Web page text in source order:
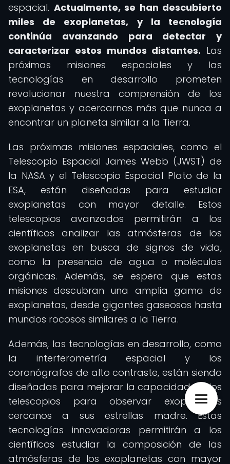
espacial. Actualmente, se han descubierto
miles de exoplanetas, y la tecnología
continúa avanzando para detectar y
caracterizar estos mundos distantes. Las
próximas misiones espaciales y las
tecnologías en desarrollo prometen
revolucionar nuestra comprensión de los
exoplanetas y acercarnos más que nunca a
encontrar un planeta similar a la Tierra.
Las próximas misiones espaciales, como el
Telescopio Espacial James Webb (JWST) de
la NASA y el Telescopio Espacial Plato de la
ESA, están diseñadas para estudiar
exoplanetas con mayor detalle. Estos
telescopios avanzados permitirán a los
científicos analizar las atmósferas de los
exoplanetas en busca de signos de vida,
como la presencia de agua o moléculas
orgánicas. Además, se espera que estas
misiones descubran una amplia gama de
exoplanetas, desde gigantes gaseosos hasta
mundos rocosos similares a la Tierra.
Además, las tecnologías en desarrollo, como
la interferometría espacial y los
coronógrafos de alto contraste, están siendo
diseñadas para mejorar la capacidad de los
telescopios para observar exoplanetas
cercanos a sus estrellas madre. Estas
tecnologías innovadoras permitirán a los
científicos estudiar la composición de las
atmósferas de los exoplanetas con mayor